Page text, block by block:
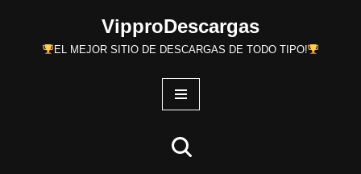
VipproDescargas
EL MEJOR SITIO DE DESCARGAS DE TODO TIPO!